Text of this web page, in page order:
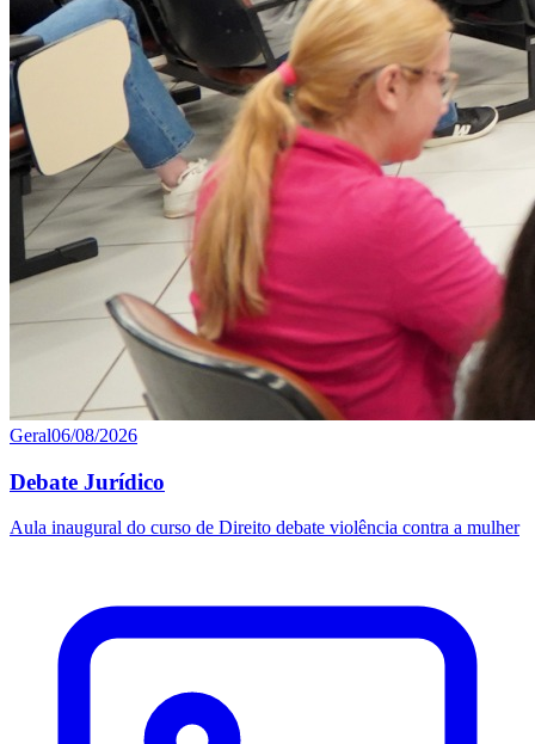
Geral06/08/2026
Debate Jurídico
Aula inaugural do curso de Direito debate violência contra a mulher